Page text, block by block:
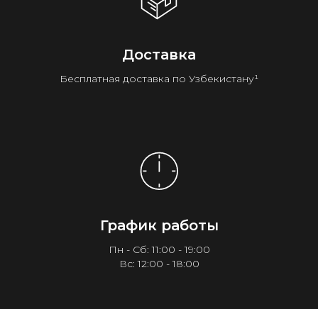
Доставка
Бесплатная доставка по Узбекистану¹
График работы
Пн - Сб: 11:00 - 19:00
Вс: 12:00 - 18:00